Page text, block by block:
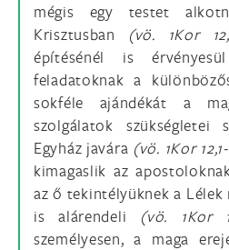
mégis egy testet
Krisztusban (vö. 1Kor
építésénél is
feladatoknak a
sokféle ajándékát a
szolgálatok
Egyház javára (vö. 1Kor
kimagaslik az
az ő tekintélyüknek a
is alárendeli (vö. 1Kor
személyesen, a maga